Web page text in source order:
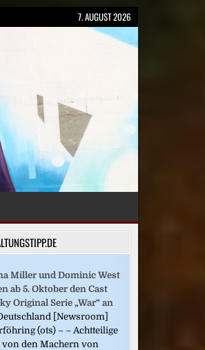
7. AUGUST 2026
Miller und Dominic West
ab 5. Oktober den Cast
Original Serie „War“ an
[Newsroom]
(ots) – – Achtteilige
von den Machern von